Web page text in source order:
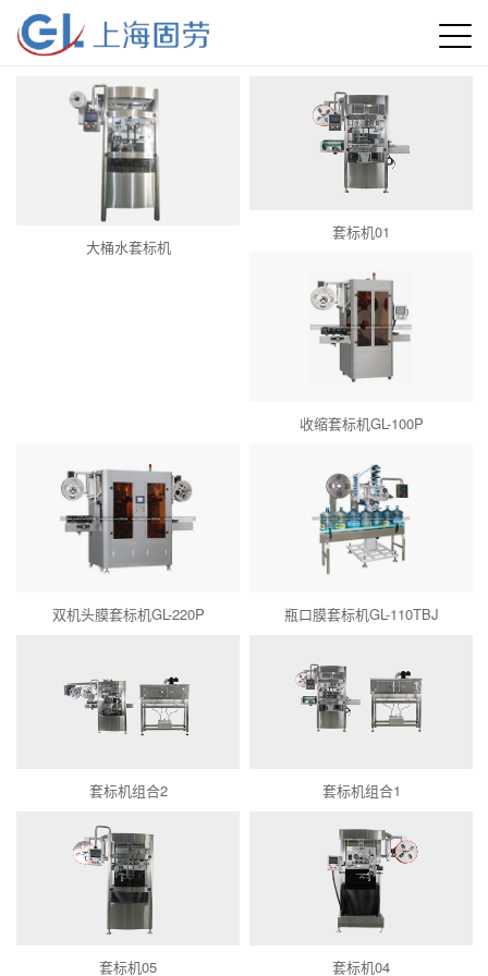
大桶水套标机
套标机01
收缩套标机GL-100P
双机头膜套标机GL-220P 瓶口膜套标机GL-110TBJ
套标机组合2 套标机组合1
套标机05 套标机04